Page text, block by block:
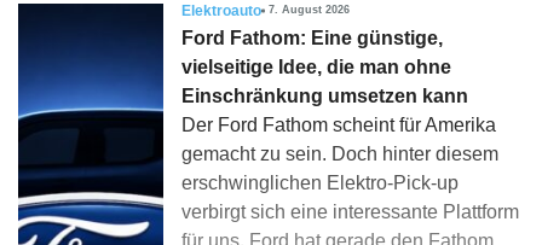
Elektroauto 7. August 2026
Ford Fathom: Eine günstige,
vielseitige Idee, die man ohne
Einschränkung umsetzen kann
Der Ford Fathom scheint für Amerika
gemacht zu sein. Doch hinter diesem
erschwinglichen Elektro-Pick-up
verbirgt sich eine interessante Plattform
für uns. Ford hat gerade den Fathom